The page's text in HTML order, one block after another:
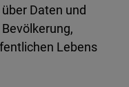
Daten und
Lebens